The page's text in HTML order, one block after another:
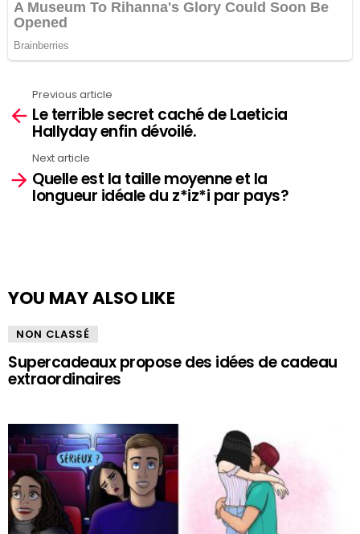
See
more
Previous article
Le terrible secret caché de Laeticia
Hallyday enfin dévoilé.
Next article
Quelle est la taille moyenne et la
longueur idéale du z*iz*i par pays?
YOU MAY ALSO LIKE
NON CLASSÉ
Supercadeaux propose des idées de cadeau
extraordinaires